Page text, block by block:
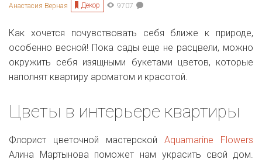
Анастасия Верная Декор 9707
Как хочется почувствовать себя ближе к природе,
особенно весной! Пока сады еще не расцвели, можно
окружить себя изящными букетами цветов, которые
наполнят квартиру ароматом и красотой.
Цветы в интерьере квартиры
Флорист цветочной мастерской Aquamarine Flowers
Алина Мартынова поможет нам украсить свой дом.